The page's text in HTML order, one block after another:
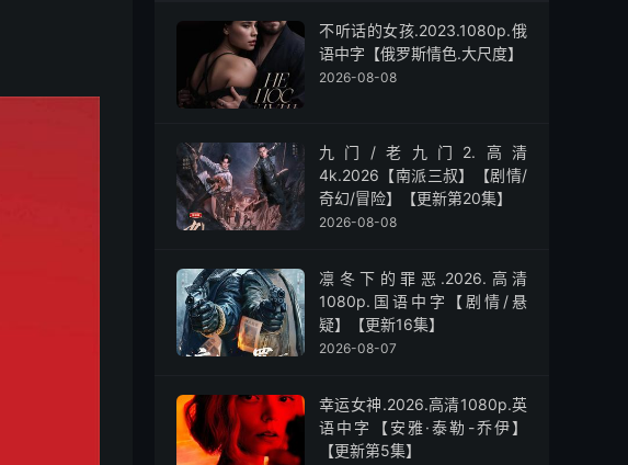
不听话的女孩.2023.1080p.俄
语中字【俄罗斯情色.大尺度】
2026-08-08
九门/老九门2.高清
4k.2026【南派三叔】【剧情/
奇幻/冒险】【更新第20集】
2026-08-08
凛冬下的罪恶.2026.高清
1080p.国语中字【剧情/悬
疑】【更新16集】
2026-08-07
幸运女神.2026.高清1080p.英
语中字【安雅·泰勒-乔伊】
【更新第5集】